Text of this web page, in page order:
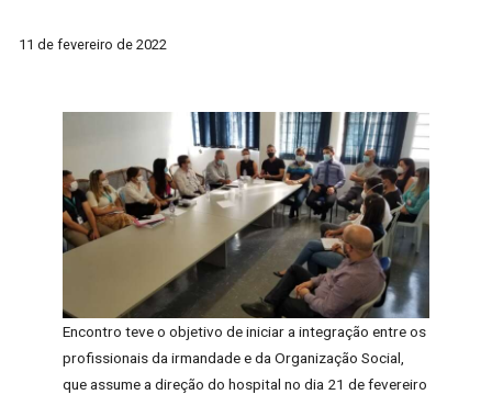
11 de fevereiro de 2022
Encontro teve o objetivo de iniciar a integração entre os
profissionais da irmandade e da Organização Social,
que assume a direção do hospital no dia 21 de fevereiro